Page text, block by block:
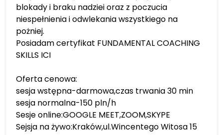
blokady i braku nadziei oraz z poczucia
niespełnienia i odwlekania wszystkiego na
pożniej.
Posiadam certyfikat FUNDAMENTAL COACHING
SKILLS ICI
Oferta cenowa:
sesja wstępna-darmowa,czas trwania 30 min
sesja normalna-150 pln/h
Sesje online:GOOGLE MEET,ZOOM,SKYPE
Sejsja na żywo:Kraków,ul.Wincentego Witosa 15